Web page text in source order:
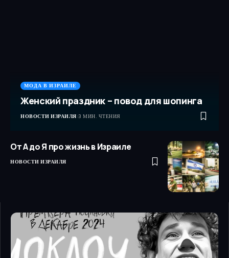
МОДА В ИЗРАИЛЕ
Женский праздник – повод для шопинга
НОВОСТИ ИЗРАИЛЯ 3 МИН. ЧТЕНИЯ
От А до Я про жизнь в Израиле
НОВОСТИ ИЗРАИЛЯ